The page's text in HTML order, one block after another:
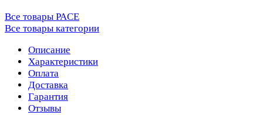
Все товары PACE
Все товары категории
Описание
Характеристики
Оплата
Доставка
Гарантия
Отзывы